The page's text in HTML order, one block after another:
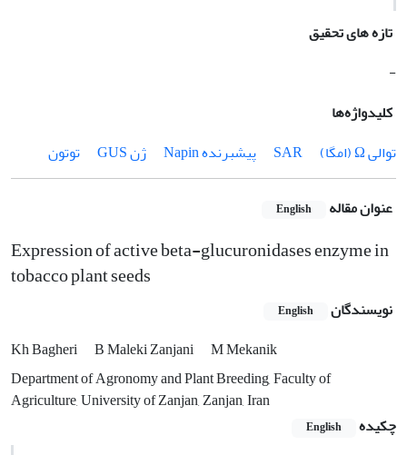
تازه های تحقیق
-
کلیدواژه‌ها
توالی Ω (امگا)
SAR پیشبرنده Napin ژن GUS توتون
عنوان مقاله English
Expression of active beta-glucuronidases enzyme in
tobacco plant seeds
نویسندگان English
Kh Bagheri B Maleki Zanjani
M Mekanik
Department of Agronomy and Plant Breeding, Faculty of
Agriculture, University of Zanjan, Zanjan, Iran
چکیده
English